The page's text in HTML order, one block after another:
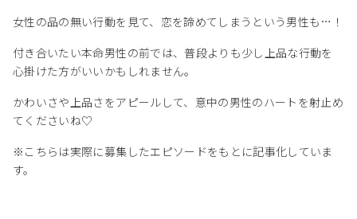
女性の品の無い行動を見て、恋を諦めてしまうという男性も…！
付き合いたい本命男性の前では、普段よりも少し上品な行動を
心掛けた方がいいかもしれません。
かわいさや上品さをアピールして、意中の男性のハートを射止め
てくださいね♡
※こちらは実際に募集したエピソードをもとに記事化していま
す。